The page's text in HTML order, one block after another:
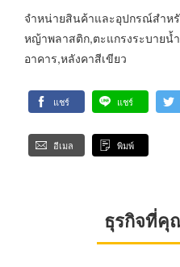
จำหน่ายสินค้าและอุปกรณ์สำห
หญ้าพลาสติก,ตะแกรงระบายน้
อาคาร,หลังคาสีเขียว
แชร์ แชร์
อีเมล พิมพ์
ธุรกิจที่คุ